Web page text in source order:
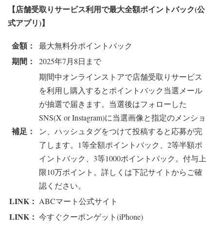
【店舗受取りサービス利用で最大全額ポイントバック(公
式アプリ)】
金額： 最大無料分ポイントバック
期間： 2025年7月8日まで
補足：
期間中オンラインストアで店舗受取りサービス
を利用し購入するとポイントバック当選メール
が抽選で届きます。当選後はフォローした
SNS(X or Instagram)に当選画像と指定のメンショ
ン、ハッシュタグをつけて投稿すると応募が完
了します。1等全額ポイントバック、2等半額ポ
イントバック、3等1000ポイントバック。付与上
限10万ポイント。詳しくは下記サイトからご確
認ください。
LINK： ABCマート公式サイト
LINK： 今すぐクーポンゲット(iPhone)